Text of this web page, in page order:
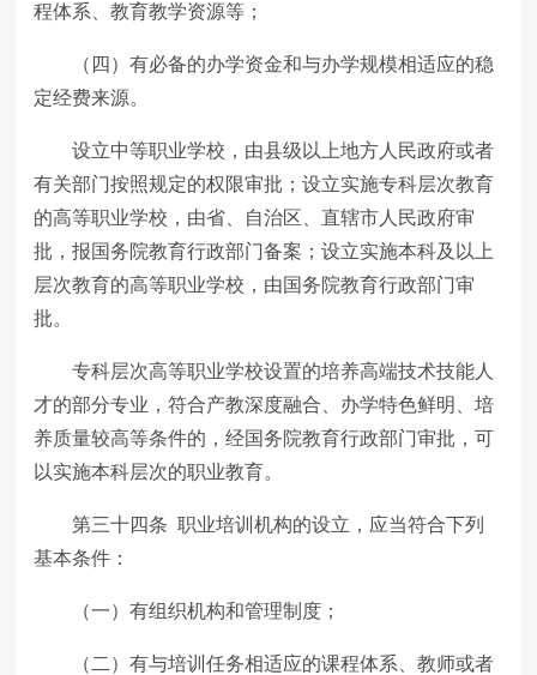
程体系、教育教学资源等；
（四）有必备的办学资金和与办学规模相适应的稳
定经费来源。
设立中等职业学校，由县级以上地方人民政府或者
有关部门按照规定的权限审批；设立实施专科层次教育
的高等职业学校，由省、自治区、直辖市人民政府审
批，报国务院教育行政部门备案；设立实施本科及以上
层次教育的高等职业学校，由国务院教育行政部门审
批。
专科层次高等职业学校设置的培养高端技术技能人
才的部分专业，符合产教深度融合、办学特色鲜明、培
养质量较高等条件的，经国务院教育行政部门审批，可
以实施本科层次的职业教育。
第三十四条 职业培训机构的设立，应当符合下列
基本条件：
（一）有组织机构和管理制度；
（二）有与培训任务相适应的课程体系、教师或者